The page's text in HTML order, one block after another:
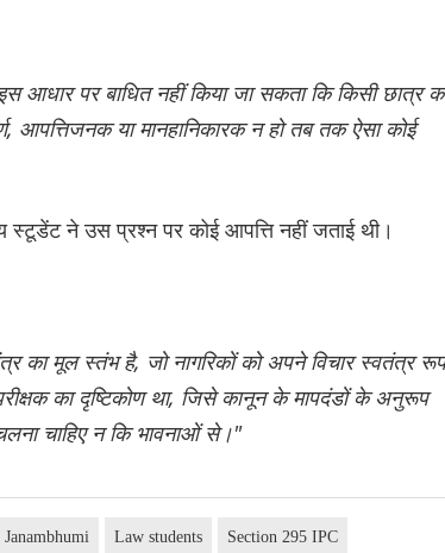
आधार पर बाधित नहीं किया जा सकता कि किसी छात्र
आपत्तिजनक या मानहानिकारक न हो तब तक ऐसा कोई
स्टूडेंट ने उस प्रश्न पर कोई आपत्ति नहीं जताई थी।
का मूल स्तंभ है, जो नागरिकों को अपने विचार स्वतंत्र रूप
का दृष्टिकोण था, जिसे कानून के मापदंडों के अनुरूप
चाहिए न कि भावनाओं से।"
Janambhumi Law students Section 295 IPC